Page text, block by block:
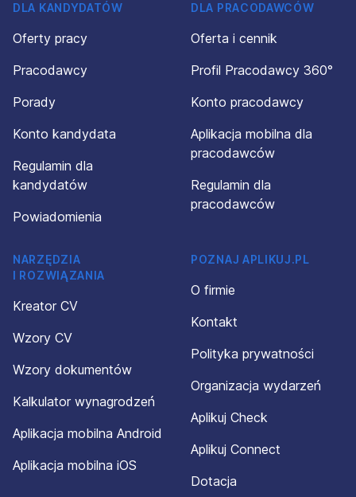
DLA KANDYDATÓW
Oferty pracy
Pracodawcy
Porady
Konto kandydata
Regulamin dla
kandydatów
Powiadomienia
DLA PRACODAWCÓW
Oferta i cennik
Profil Pracodawcy 360°
Konto pracodawcy
Aplikacja mobilna dla
pracodawców
Regulamin dla
pracodawców
NARZĘDZIA
I ROZWIĄZANIA
Kreator CV
Wzory CV
Wzory dokumentów
Kalkulator wynagrodzeń
Aplikacja mobilna Android
Aplikacja mobilna iOS
POZNAJ APLIKUJ.PL
O firmie
Kontakt
Polityka prywatności
Organizacja wydarzeń
Aplikuj Check
Aplikuj Connect
Dotacja